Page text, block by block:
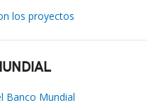
los proyectos
Banco Mundial